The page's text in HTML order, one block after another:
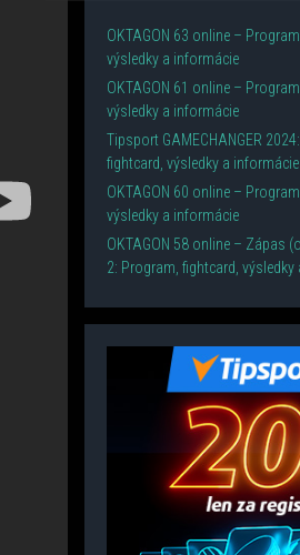
OKTAGON 63 online –
výsledky a informácie
OKTAGON 61 online –
výsledky a informácie
Tipsport GAMECHANGER
fightcard, výsledky a informácie
OKTAGON 60 online –
výsledky a informácie
OKTAGON 58 online – Zápas
2: Program, fightcard, výsledky